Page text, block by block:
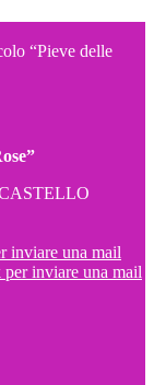
“Pieve delle
inviare una mail
inviare una mail